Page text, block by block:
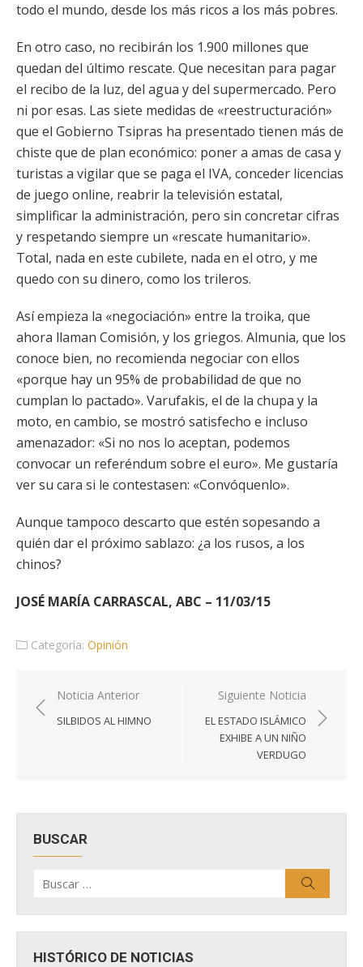
todo el mundo, desde los más ricos a los más pobres.
En otro caso, no recibirán los 1.900 millones que
quedan del último rescate. Que necesitan para pagar
el recibo de la luz, del agua y del supermercado. Pero
ni por esas. Las siete medidas de «reestructuración»
que el Gobierno Tsipras ha presentado tienen más de
chiste que de plan económico: poner a amas de casa y
turistas a vigilar que se paga el IVA, conceder licencias
de juego online, reabrir la televisión estatal,
simplificar la administración, pero sin concretar cifras
y respetando siempre un «rescate humanitario».
Total, nada en este cubilete, nada en el otro, y me
quedo con su dinero, como los trileros.
Así empieza la «negociación» entre la troika, que
ahora llaman Comisión, y los griegos. Almunia, que los
conoce bien, no recomienda negociar con ellos
«porque hay un 95% de probabilidad de que no
cumplan lo pactado». Varufakis, el de la chupa y la
moto, en cambio, se mostró satisfecho e incluso
amenazador: «Si no nos lo aceptan, podemos
convocar un referéndum sobre el euro». Me gustaría
ver su cara si le contestasen: «Convóquenlo».
Aunque tampoco descarto que estén sopesando a
quién dar el próximo sablazo: ¿a los rusos, a los
chinos?
JOSÉ MARÍA CARRASCAL, ABC – 11/03/15
Categoría: Opinión
Navegación
de
Noticia Anterior
SILBIDOS AL HIMNO
Siguiente Noticia
EL ESTADO ISLÁMICO
EXHIBE A UN NIÑO
VERDUGO
BUSCAR
por:
HISTÓRICO DE NOTICIAS